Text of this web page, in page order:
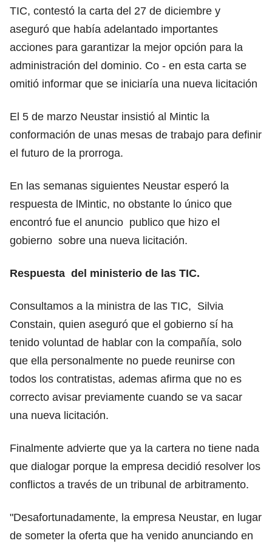
TIC, contestó la carta del 27 de diciembre y
aseguró que había adelantado importantes
acciones para garantizar la mejor opción para la
administración del dominio. Co - en esta carta se
omitió informar que se iniciaría una nueva licitación
El 5 de marzo Neustar insistió al Mintic la
conformación de unas mesas de trabajo para definir
el futuro de la prorroga.
En las semanas siguientes Neustar esperó la
respuesta de lMintic, no obstante lo único que
encontró fue el anuncio publico que hizo el
gobierno sobre una nueva licitación.
Respuesta del ministerio de las TIC.
Consultamos a la ministra de las TIC, Silvia
Constain, quien aseguró que el gobierno sí ha
tenido voluntad de hablar con la compañía, solo
que ella personalmente no puede reunirse con
todos los contratistas, ademas afirma que no es
correcto avisar previamente cuando se va sacar
una nueva licitación.
Finalmente advierte que ya la cartera no tiene nada
que dialogar porque la empresa decidió resolver los
conflictos a través de un tribunal de arbitramento.
"Desafortunadamente, la empresa Neustar, en lugar
de someter la oferta que ha venido anunciando en